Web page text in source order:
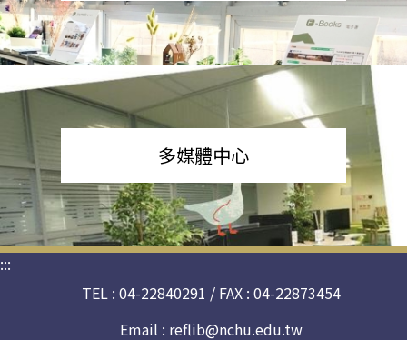
多媒體中心
:::
TEL : 04-22840291 / FAX : 04-22873454
Email : reflib@nchu.edu.tw